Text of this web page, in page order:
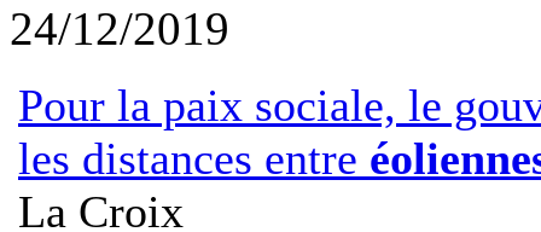
24/12/2019
Pour la paix sociale, le
les distances entre
La Croix